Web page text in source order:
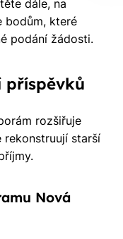
dále, na
bodům, které
podání žádosti.
příspěvků
rozšiřuje
starší
Nová